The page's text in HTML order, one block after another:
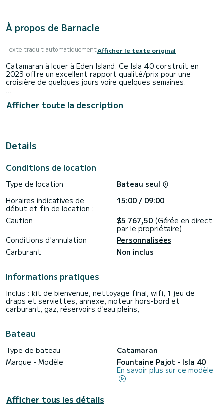
À propos de Barnacle
Texte traduit automatiquementAfficher le texte original
Catamaran à louer à Eden Island. Ce Isla 40 construit en
2023 offre un excellent rapport qualité/prix pour une
croisière de quelques jours voire quelques semaines.
catamaran de 12 mètres. Vous pourrez accueillir jusqu'à 10
passagers en croisière et profiter de ses 4 cabines au
douche
extérieur, Pilote automatique, TV, Wifi et internet, Moteur
de location, vous pouvez envoyer un message via la
plateforme Samboat. Un conseiller SamBoat répondra à vos
Afficher toute la description
Details
Conditions de location
Type de location
Bateau seul
Horaires indicatives de
début et fin de location :
15:00 / 09:00
Caution
$5 767,50 (Gérée en direct
par le propriétaire)
Conditions d'annulation
Personnalisées
Carburant
Non inclus
Informations pratiques
Inclus : kit de bienvenue, nettoyage final, wifi, 1 jeu de
draps et serviettes, annexe, moteur hors-bord et
carburant, gaz, réservoirs d'eau pleins,
Bateau
Type de bateau
Catamaran
Marque - Modèle
Fountaine Pajot - Isla 40
En savoir plus sur ce modèle
Afficher tous les détails